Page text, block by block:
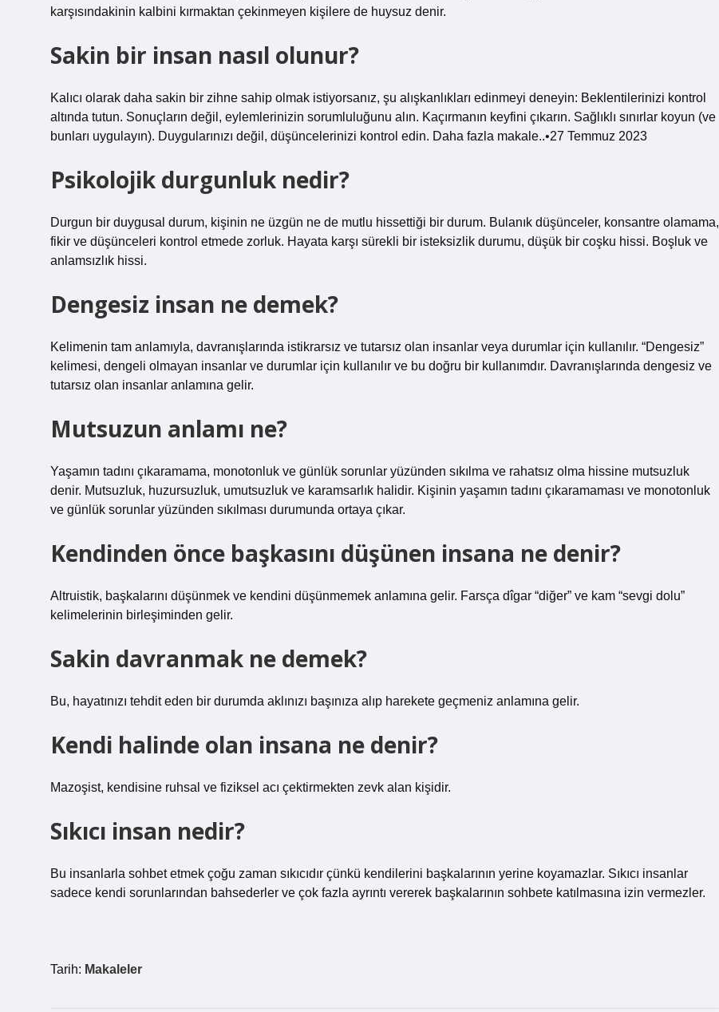
karşısındakinin kalbini kırmaktan çekinmeyen kişilere de huysuz denir.
Sakin bir insan nasıl olunur?
Kalıcı olarak daha sakin bir zihne sahip olmak istiyorsanız, şu alışkanlıkları edinmeyi deneyin: Beklentilerinizi kontrol
altında tutun. Sonuçların değil, eylemlerinizin sorumluluğunu alın. Kaçırmanın keyfini çıkarın. Sağlıklı sınırlar koyun (ve
bunları uygulayın). Duygularınızı değil, düşüncelerinizi kontrol edin. Daha fazla makale..•27 Temmuz 2023
Psikolojik durgunluk nedir?
Durgun bir duygusal durum, kişinin ne üzgün ne de mutlu hissettiği bir durum. Bulanık düşünceler, konsantre olamama,
fikir ve düşünceleri kontrol etmede zorluk. Hayata karşı sürekli bir isteksizlik durumu, düşük bir coşku hissi. Boşluk ve
anlamsızlık hissi.
Dengesiz insan ne demek?
Kelimenin tam anlamıyla, davranışlarında istikrarsız ve tutarsız olan insanlar veya durumlar için kullanılır. “Dengesiz”
kelimesi, dengeli olmayan insanlar ve durumlar için kullanılır ve bu doğru bir kullanımdır. Davranışlarında dengesiz ve
tutarsız olan insanlar anlamına gelir.
Mutsuzun anlamı ne?
Yaşamın tadını çıkaramama, monotonluk ve günlük sorunlar yüzünden sıkılma ve rahatsız olma hissine mutsuzluk
denir. Mutsuzluk, huzursuzluk, umutsuzluk ve karamsarlık halidir. Kişinin yaşamın tadını çıkaramaması ve monotonluk
ve günlük sorunlar yüzünden sıkılması durumunda ortaya çıkar.
Kendinden önce başkasını düşünen insana ne denir?
Altruistik, başkalarını düşünmek ve kendini düşünmemek anlamına gelir. Farsça dîgar “diğer” ve kam “sevgi dolu”
kelimelerinin birleşiminden gelir.
Sakin davranmak ne demek?
Bu, hayatınızı tehdit eden bir durumda aklınızı başınıza alıp harekete geçmeniz anlamına gelir.
Kendi halinde olan insana ne denir?
Mazoşist, kendisine ruhsal ve fiziksel acı çektirmekten zevk alan kişidir.
Sıkıcı insan nedir?
Bu insanlarla sohbet etmek çoğu zaman sıkıcıdır çünkü kendilerini başkalarının yerine koyamazlar. Sıkıcı insanlar
sadece kendi sorunlarından bahsederler ve çok fazla ayrıntı vererek başkalarının sohbete katılmasına izin vermezler.
Tarih: Makaleler